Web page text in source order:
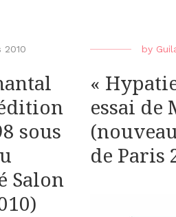
2010
sous
Salon
by
«
essai de
de Paris